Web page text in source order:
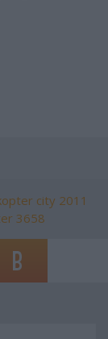
city 2011
3658